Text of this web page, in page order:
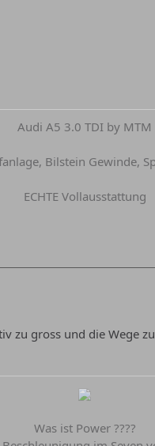
Audi A5 3.0 TDI by MTM
Bilstein Gewinde,
ECHTE Vollausstattung
zu gross und die Wege
Was ist Power ????